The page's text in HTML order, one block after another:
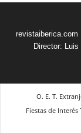
revistaiberica.com
Director: Luis
O. E. T.
Fiestas de Interés